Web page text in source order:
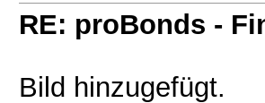
RE: proBonds -
Bild hinzugefügt.